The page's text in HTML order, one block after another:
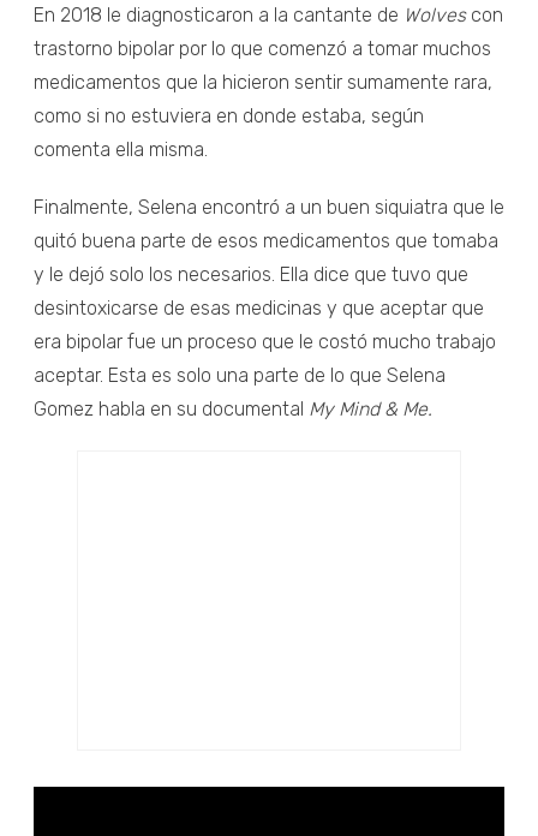
En 2018 le diagnosticaron a la cantante de Wolvescon
trastorno bipolar por lo que comenzó a tomar muchos
medicamentos que la hicieron sentir sumamente rara,
como si no estuviera en donde estaba, según
comenta ella misma.
Finalmente, Selena encontró a un buen siquiatra que le
quitó buena parte de esos medicamentos que tomaba
y le dejó solo los necesarios. Ella dice que tuvo que
desintoxicarse de esas medicinas y que aceptar que
era bipolar fue un proceso que le costó mucho trabajo
aceptar. Esta es solo una parte de lo que Selena
Gomez habla en su documental My Mind & Me.